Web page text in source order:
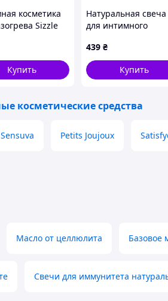
масло. Если Вы получите от нас
размере
aromacubes.com/testimonials
в разных городах Украины,
косметика
Sizzle
Купить
Натуральная свеча
для интимного
11P17570A
439 ₴
Купить
косметические средства
Sensuva Petits Joujoux
Масло от целлюлита Базовое
Свечи для иммунитета